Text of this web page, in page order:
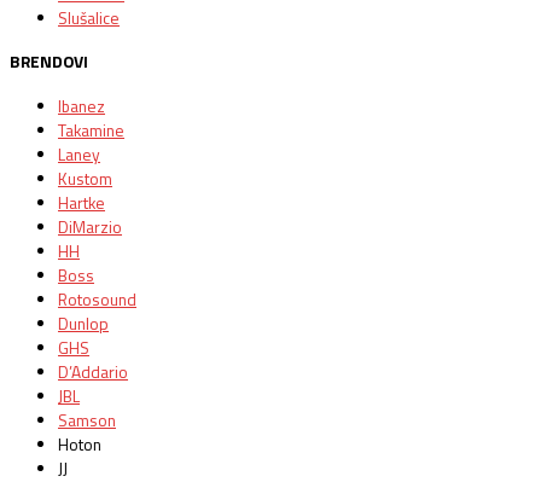
Slušalice
BRENDOVI
Ibanez
Takamine
Laney
Kustom
Hartke
DiMarzio
HH
Boss
Rotosound
Dunlop
GHS
D’Addario
JBL
Samson
Hoton
JJ